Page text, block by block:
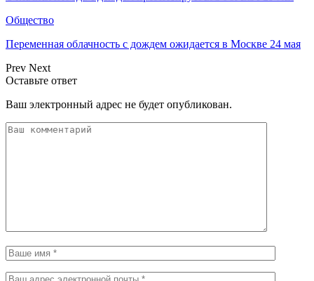
Общество
Переменная облачность с дождем ожидается в Москве 24 мая
Prev Next
Оставьте ответ
Ваш электронный адрес не будет опубликован.